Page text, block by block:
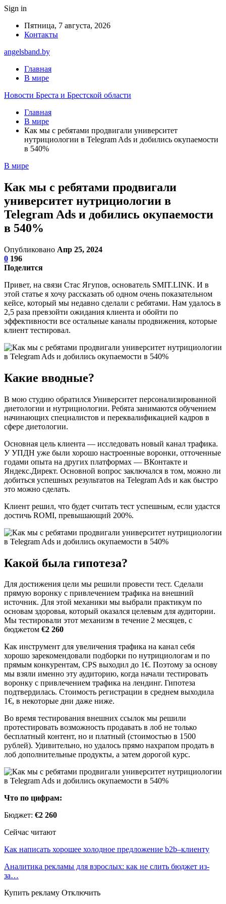
Sign in
Пятница, 7 августа, 2026
Контакты
angelsband.by
Главная
В мире
Новости Бреста и Брестской области
Главная
В мире
Как мы с ребятами продвигали университет
нутрициологии в Telegram Ads и добились окупаемости
в 540%
В мире
Как мы с ребятами продвигали
университет нутрициологии в
Telegram Ads и добились окупаемости
в 540%
Опубликовано Апр 25, 2024
0 196
Поделится
Привет, на связи Стас Ягупов, основатель SMIT.LINK. И в
этой статье я хочу рассказать об одном очень показательном
кейсе, который мы недавно сделали с ребятами. Нам удалось в
2,5 раза превзойти ожидания клиента и обойти по
эффективности все остальные каналы продвижения, которые
клиент тестировал.
Какие вводные?
В мою студию обратился Университет персонализированной
диетологии и нутрициологии. Ребята занимаются обучением
начинающих специалистов и переквалификацией кадров в
сфере диетологии.
Основная цель клиента — исследовать новый канал трафика.
У УПДН уже были хорошо настроенные воронки, отточенные
годами опыта на других платформах — ВКонтакте и
Яндекс.Директ. Основной вопрос заключался в том, можно ли
добиться успешных результатов на Telegram Ads и как быстро
это можно сделать.
Клиент решил, что будет считать тест успешным, если удастся
достичь ROMI, превышающий 200%.
Какой была гипотеза?
Для достижения цели мы решили провести тест. Сделали
прямую воронку с привлечением трафика на внешний
источник. Для этой механики мы выбрали практикум по
основам здоровья, который оказался целевым для аудитории.
Мы тестировали этот механизм в течение 2 месяцев, с
бюджетом €2 260
Как инструмент для увеличения трафика на канал себя
хорошо зарекомендовали подборки по нутрициологам и по
прямым конкурентам, CPS выходил до 1€. Поэтому за основу
мы взяли именно эту аудиторию, когда начали тестировать
воронку с привлечением трафика на лендинг. Гипотеза
подтвердилась. Стоимость регистрации в среднем выходила
1€, в некоторые дни даже ниже.
Во время тестирования внешних ссылок мы решили
протестировать возможность продавать в лоб не только
бесплатный контент, но и платный (стоимостью в 1500
рублей). Удивительно, но удалось прямо нахрапом продать в
лоб дополнительные продукты, а затем дорогой курс.
Что по цифрам:
Бюджет: €2 260
Сейчас читают
Как написать хорошее холодное предложение b2b–клиенту
Аналитика рекламы для взрослых: как не слить бюджет из-
за…
Купить рекламу Отключить